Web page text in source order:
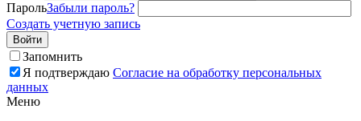
ПарольЗабыли пароль?
Создать учетную запись
Войти
Запомнить
Я подтверждаю Согласие на обработку персональных
данных
Меню